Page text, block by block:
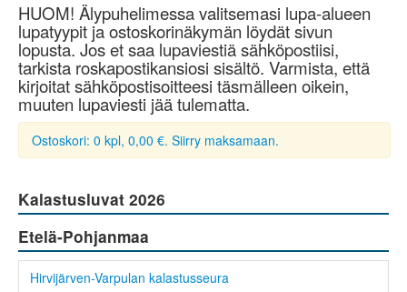
HUOM! Älypuhelimessa valitsemasi lupa-alueen
lupatyypit ja ostoskorinäkymän löydät sivun
lopusta. Jos et saa lupaviestiä sähköpostiisi,
tarkista roskapostikansiosi sisältö. Varmista, että
kirjoitat sähköpostisoitteesi täsmälleen oikein,
muuten lupaviesti jää tulematta.
Ostoskori: 0 kpl, 0,00 €. Siirry maksamaan.
Kalastusluvat 2026
Etelä-Pohjanmaa
Hirvijärven-Varpulan kalastusseura